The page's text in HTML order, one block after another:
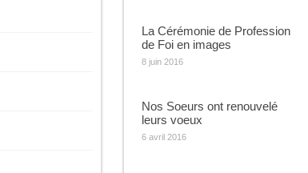
La Cérémonie de Profession
de Foi en images
8 juin 2016
Nos Soeurs ont renouvelé
leurs voeux
6 avril 2016